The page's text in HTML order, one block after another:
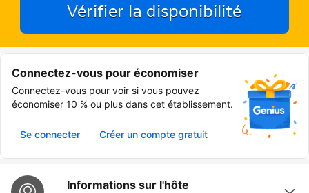
Vérifier la disponibilité
Connectez-vous pour économiser
Connectez-vous pour voir si vous pouvez
économiser 10 % ou plus dans cet établissement.
Se connecter Créer un compte gratuit
Informations sur l'hôte